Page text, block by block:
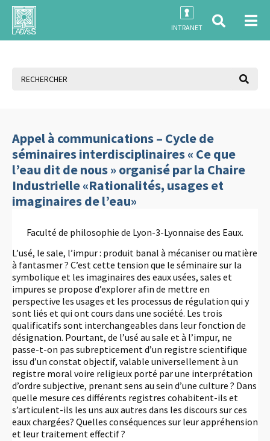
INTRANET
Appel à communications – Cycle de
séminaires interdisciplinaires « Ce que
l’eau dit de nous » organisé par la Chaire
Industrielle «Rationalités, usages et
imaginaires de l’eau»
Faculté de philosophie de Lyon-3-Lyonnaise des Eaux.
L’usé, le sale, l’impur : produit banal à mécaniser ou matière
à fantasmer ? C’est cette tension que le séminaire sur la
symbolique et les imaginaires des eaux usées, sales et
impures se propose d’explorer afin de mettre en
perspective les usages et les processus de régulation qui y
sont liés et qui ont cours dans une société. Les trois
qualificatifs sont interchangeables dans leur fonction de
désignation. Pourtant, de l’usé au sale et à l’impur, ne
passe-t-on pas subrepticement d’un registre scientifique
issu d’un constat objectif, valable universellement à un
registre moral voire religieux porté par une interprétation
d’ordre subjective, prenant sens au sein d’une culture ? Dans
quelle mesure ces différents registres cohabitent-ils et
s’articulent-ils les uns aux autres dans les discours sur ces
eaux chargées? Quelles conséquences sur leur appréhension
et leur traitement effectif ?